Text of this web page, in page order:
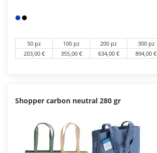
50 pz 100 pz 200 pz 300 pz
203,00 €
355,00 € 634,00 € 894,00 €
Shopper carbon neutral 280 gr